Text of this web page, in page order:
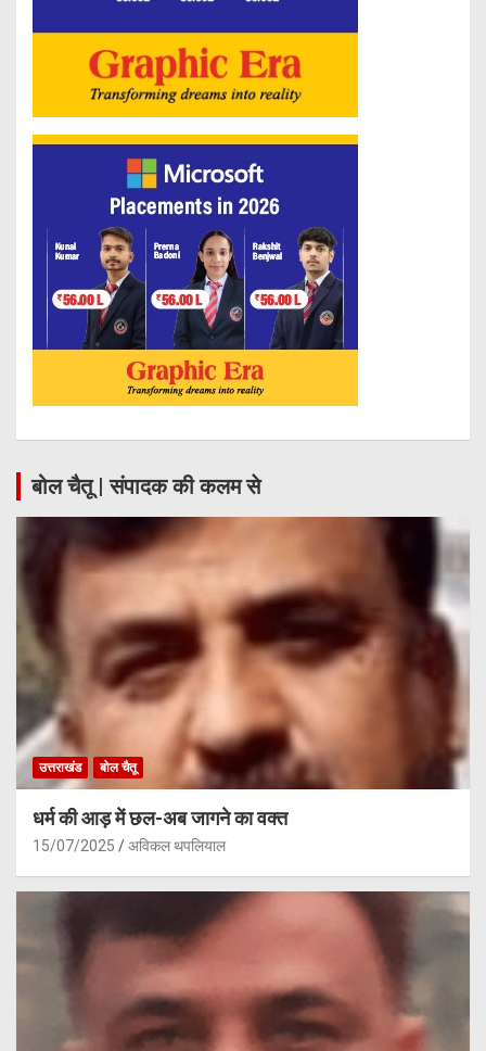
बोल चैतू | संपादक की कलम से
उत्तराखंड बोल चैतू
धर्म की आड़ में छल-अब जागने का वक्त
15/07/2025 अविकल थपलियाल